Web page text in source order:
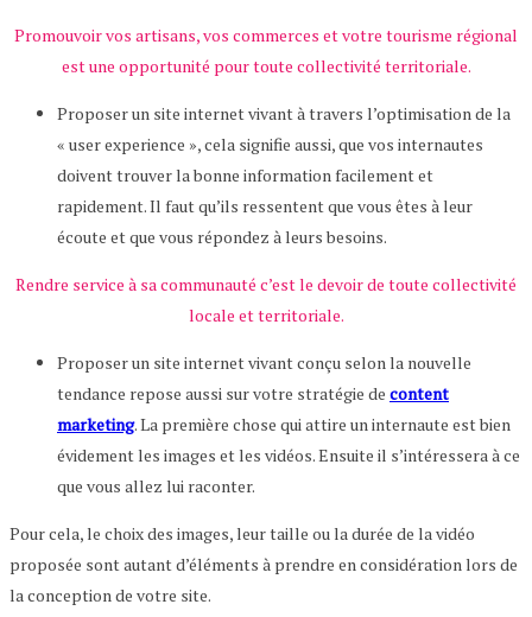
Promouvoir vos artisans, vos commerces et votre tourisme régional
est une opportunité pour toute collectivité territoriale.
Proposer un site internet vivant à travers l’optimisation de la
« user experience », cela signifie aussi, que vos internautes
doivent trouver la bonne information facilement et
rapidement. Il faut qu’ils ressentent que vous êtes à leur
écoute et que vous répondez à leurs besoins.
Rendre service à sa communauté c’est le devoir de toute collectivité
locale et territoriale.
Proposer un site internet vivant conçu selon la nouvelle
tendance repose aussi sur votre stratégie de content
marketing. La première chose qui attire un internaute est bien
évidement les images et les vidéos. Ensuite il s’intéressera à ce
que vous allez lui raconter.
Pour cela, le choix des images, leur taille ou la durée de la vidéo
proposée sont autant d’éléments à prendre en considération lors de
la conception de votre site.